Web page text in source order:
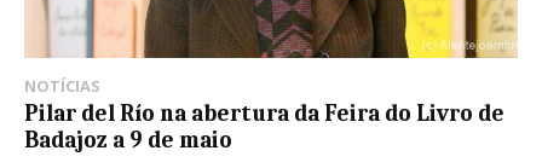
NOTÍCIAS
Pilar del Río na abertura da Feira do Livro de
Badajoz a 9 de maio